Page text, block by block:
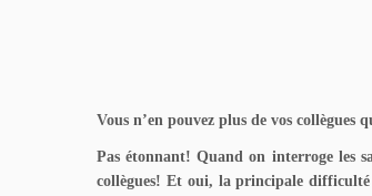
Vous n’en pouvez plus de vos collègues
Pas étonnant! Quand on interroge les
collègues! Et oui, la principale difficulté